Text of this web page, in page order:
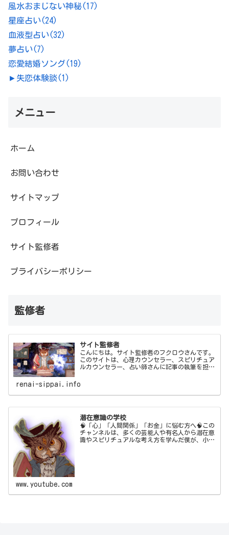
風水おまじない神秘(17)
星座占い(24)
血液型占い(32)
夢占い(7)
恋愛結婚ソング(19)
► 失恋体験談(1)
メニュー
ホーム
お問い合わせ
サイトマップ
プロフィール
サイト監修者
プライバシーポリシー
監修者
サイト監修者
こんにちは。サイト監修者のフクロウさんです。
このサイトは、心理カウンセラー、スピリチュア
ルカウンセラー、占い師さんに記事の執筆を担当
renai-sippai.info
潜在意識の学校
🧠「心」「人間関係」「お金」に悩む方へ🧠この
チャンネルは、多くの芸能人や有名人から潜在意
識やスピリチュアルな考え方を学んだ僕が、小難
www.youtube.com